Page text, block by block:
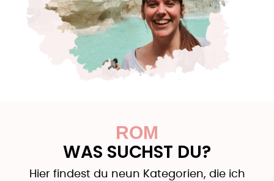
ROM
WAS SUCHST DU?
Hier findest du neun Kategorien, die ich